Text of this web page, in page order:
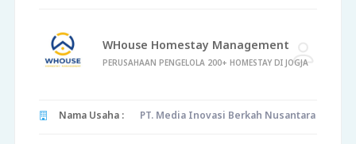
WHouse Homestay Management
PERUSAHAAN PENGELOLA 200+ HOMESTAY DI JOGJA
Nama Usaha : PT. Media Inovasi Berkah Nusantara